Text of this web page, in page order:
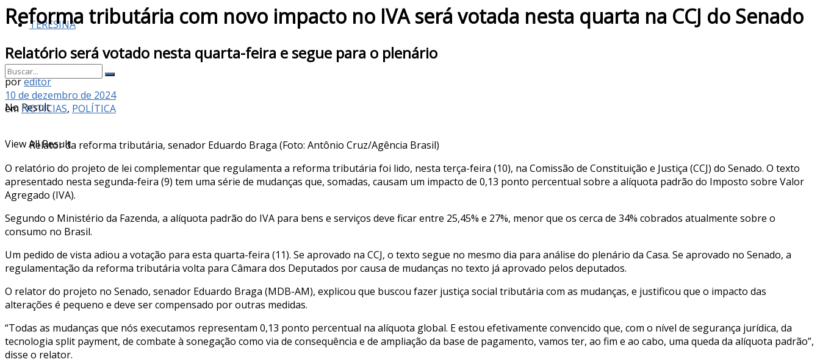
TERESINA
No Result
View All Result
Reforma tributária com novo impacto no IVA será votada nesta quarta na CCJ do Senado
Relatório será votado nesta quarta-feira e segue para o plenário
poreditor
10 de dezembro de 2024
em NOTÍCIAS, POLÍTICA
Relator da reforma tributária, senador Eduardo Braga (Foto: Antônio Cruz/Agência Brasil)
O relatório do projeto de lei complementar que regulamenta a reforma tributária foi lido, nesta terça-feira (10), na Comissão de Constituição e Justiça (CCJ) do Senado. O texto
apresentado nesta segunda-feira (9) tem uma série de mudanças que, somadas, causam um impacto de 0,13 ponto percentual sobre a alíquota padrão do Imposto sobre Valor
Agregado (IVA).
Segundo o Ministério da Fazenda, a alíquota padrão do IVA para bens e serviços deve ficar entre 25,45% e 27%, menor que os cerca de 34% cobrados atualmente sobre o
consumo no Brasil.
Um pedido de vista adiou a votação para esta quarta-feira (11). Se aprovado na CCJ, o texto segue no mesmo dia para análise do plenário da Casa. Se aprovado no Senado, a
regulamentação da reforma tributária volta para Câmara dos Deputados por causa de mudanças no texto já aprovado pelos deputados.
O relator do projeto no Senado, senador Eduardo Braga (MDB-AM), explicou que buscou fazer justiça social tributária com as mudanças, e justificou que o impacto das
alterações é pequeno e deve ser compensado por outras medidas.
“Todas as mudanças que nós executamos representam 0,13 ponto percentual na alíquota global. E estou efetivamente convencido que, com o nível de segurança jurídica, da
tecnologia split payment, de combate à sonegação como via de consequência e de ampliação da base de pagamento, vamos ter, ao fim e ao cabo, uma queda da alíquota padrão”,
disse o relator.